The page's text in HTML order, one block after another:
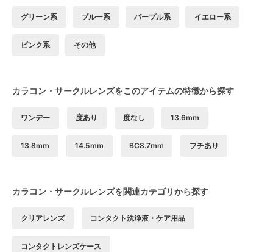
グリーン系 ブルー系 パープル系 イエロー系
ピンク系 その他
カラコン・サークルレンズをこのアイテムの特徴から探す
ワンデー 度あり 度なし 13.6mm
13.8mm 14.5mm BC8.7mm フチあり
カラコン・サークルレンズを関連カテゴリから探す
クリアレンズ コンタクト洗浄液・ケア用品
コンタクトレンズケース